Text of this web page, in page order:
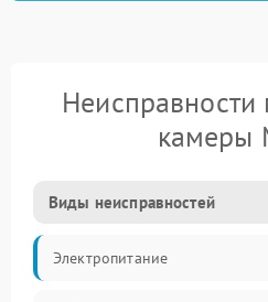
камеры
Виды неисправностей
Электропитание